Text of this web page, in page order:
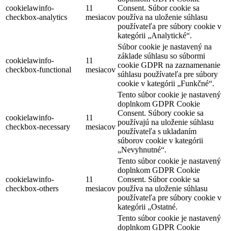
cookielawinfo-
checkbox-analytics
11
mesiacov
Consent. Súbor cookie sa
používa na uloženie súhlasu
používateľa pre súbory cookie v
kategórii „Analytické“.
cookielawinfo-
checkbox-functional
11
mesiacov
Súbor cookie je nastavený na
základe súhlasu so súbormi
cookie GDPR na zaznamenanie
súhlasu používateľa pre súbory
cookie v kategórii „Funkčné“.
cookielawinfo-
checkbox-necessary
11
mesiacov
Tento súbor cookie je nastavený
doplnkom GDPR Cookie
Consent. Súbory cookie sa
používajú na uloženie súhlasu
používateľa s ukladaním
súborov cookie v kategórii
„Nevyhnutné“.
cookielawinfo-
checkbox-others
11
mesiacov
Tento súbor cookie je nastavený
doplnkom GDPR Cookie
Consent. Súbor cookie sa
používa na uloženie súhlasu
používateľa pre súbory cookie v
kategórii „Ostatné.
Tento súbor cookie je nastavený
doplnkom GDPR Cookie